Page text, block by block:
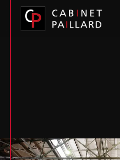
Panneau de gestion des cookies